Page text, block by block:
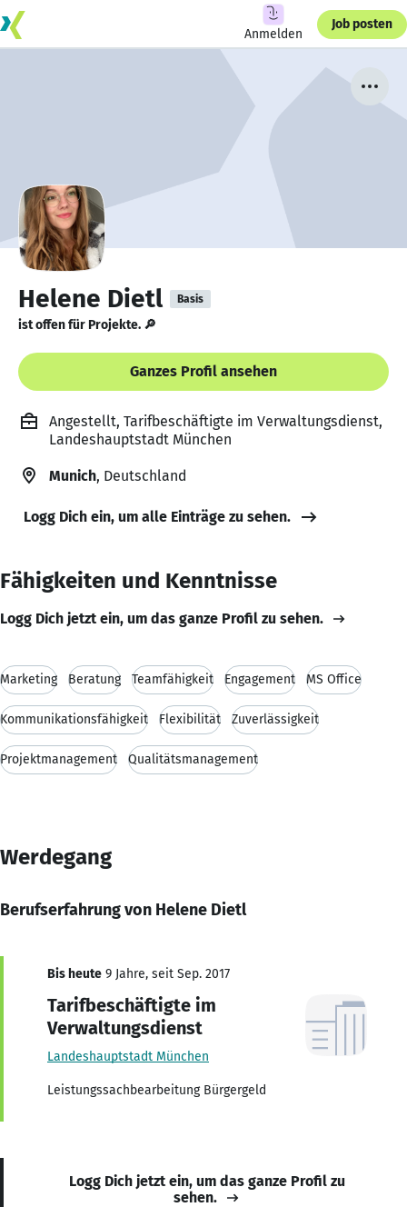
Anmelden
Job posten
Helene Dietl Basis
ist offen für Projekte. 🔎
Ganzes Profil ansehen
Angestellt, Tarifbeschäftigte im Verwaltungsdienst,
Landeshauptstadt München
Munich, Deutschland
Logg Dich ein, um alle Einträge zu sehen.
Fähigkeiten und Kenntnisse
Logg Dich jetzt ein, um das ganze Profil zu sehen.
Marketing Beratung Teamfähigkeit Engagement MS Office
Kommunikationsfähigkeit Flexibilität Zuverlässigkeit
Projektmanagement Qualitätsmanagement
Werdegang
Berufserfahrung von Helene Dietl
Bis heute 9 Jahre, seit Sep. 2017
Tarifbeschäftigte im
Verwaltungsdienst
Landeshauptstadt München
Leistungssachbearbeitung Bürgergeld
Logg Dich jetzt ein, um das ganze Profil zu
sehen.